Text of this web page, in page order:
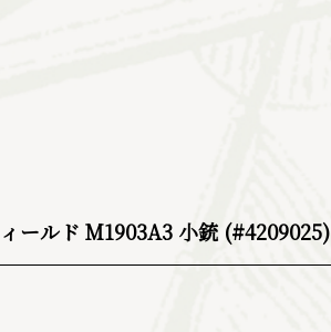
ールド M1903A3 小銃 (#4209025)